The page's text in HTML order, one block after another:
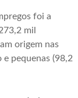
foi a
mil
origem nas
e pequenas (98,2